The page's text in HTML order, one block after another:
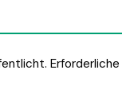
Erforderliche